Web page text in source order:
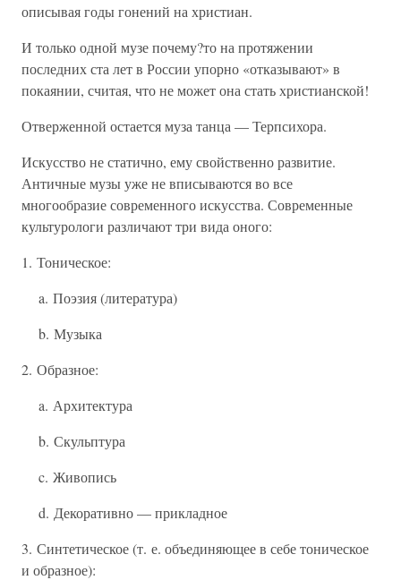
описывая годы гонений на христиан.
И только одной музе почему?то на протяжении
последних ста лет в России упорно «отказывают» в
покаянии, считая, что не может она стать христианской!
Отверженной остается муза танца — Терпсихора.
Искусство не статично, ему свойственно развитие.
Античные музы уже не вписываются во все
многообразие современного искусства. Современные
культурологи различают три вида оного:
1. Тоническое:
a. Поэзия (литература)
b. Музыка
2. Образное:
a. Архитектура
b. Скульптура
c. Живопись
d. Декоративно — прикладное
3. Синтетическое (т. е. объединяющее в себе тоническое
и образное):